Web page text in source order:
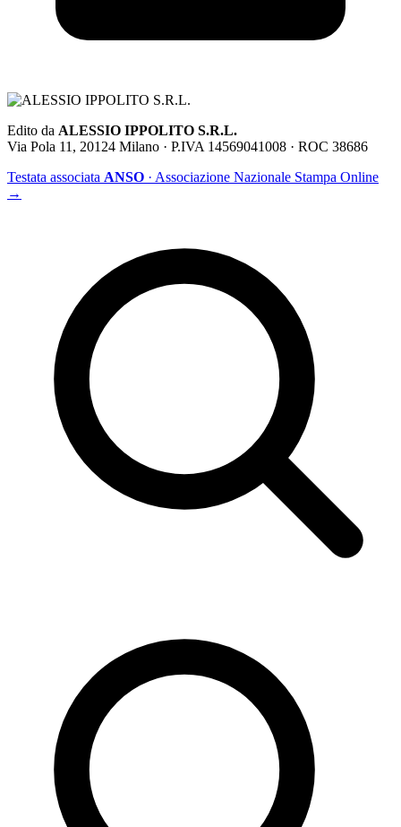
Edito da ALESSIO IPPOLITO S.R.L.
Via Pola 11, 20124 Milano · P.IVA 14569041008 · ROC 38686
Testata associata ANSO · Associazione Nazionale Stampa Online
→